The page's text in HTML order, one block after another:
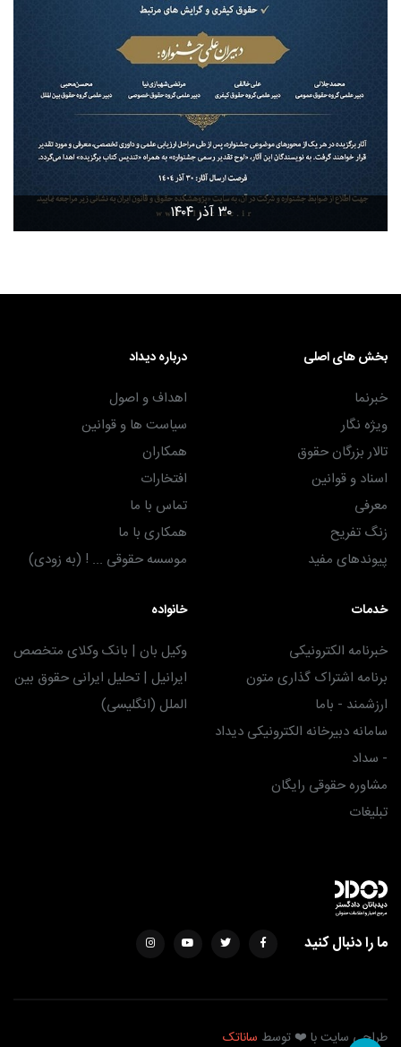
۳۰ آذر ۱۴۰۴
بخش های اصلی
خبرنما
ویژه نگار
تالار بزرگان حقوق
اسناد و قوانین
معرفی
زنگ تفریح
پیوندهای مفید
درباره دیداد
اهداف و اصول
سیاست ها و قوانین
همکاران
افتخارات
تماس با ما
همکاری با ما
موسسه حقوقی ... ! (به زودی)
خدمات
خبرنامه الکترونیکی
برنامه اشتراک گذاری متون
ارزشمند - باما
سامانه دبیرخانه الکترونیکی دیداد
- سداد
مشاوره حقوقی رایگان
تبلیغات
خانواده
وکیل بان | بانک وکلای متخصص
ایرانیل | تحلیل ایرانی حقوق بین
الملل (انگلیسی)
ما را دنبال کنید
طراحی سایت با ❤️ توسط ساناتک